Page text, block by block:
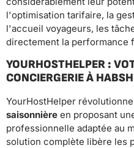
l'optimisation tarifaire, la
l'accueil voyageurs, les
directement la performance
YOURHOSTHELPER :
CONCIERGERIE À
YourHostHelper
saisonnière en proposant
professionnelle adaptée au
solution complète libère les